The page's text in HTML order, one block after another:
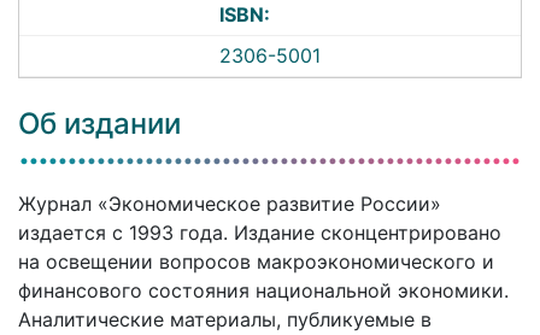
ISBN:
2306-5001
Об издании
Журнал «Экономическое развитие России»
издается с 1993 года. Издание сконцентрировано
на освещении вопросов макроэкономического и
финансового состояния национальной экономики.
Аналитические материалы, публикуемые в